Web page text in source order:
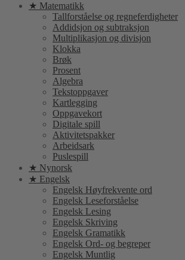
★ Matematikk
Tallforståelse og regneferdigheter
Addidsjon og subtraksjon
Multiplikasjon og divisjon
Klokka
Brøk
Prosent
Algebra
Tekstoppgaver
Kartlegging
Oppgavekort
Digitale spill
Aktivitetspakker
Arbeidsark
Puslespill
★ Nynorsk
★ Engelsk
Engelsk Høyfrekvente ord
Engelsk Leseforståelse
Engelsk Lesing
Engelsk Skriving
Engelsk Gramatikk
Engelsk Ord- og begreper
Engelsk Muntlig